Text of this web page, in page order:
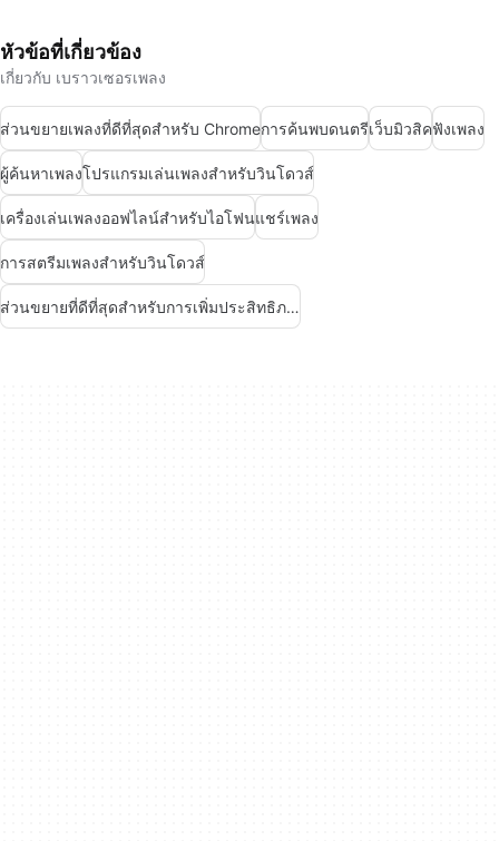
หัวข้อที่เกี่ยวข้อง
เกี่ยวกับ เบราวเซอรเพลง
ส่วนขยายเพลงที่ดีที่สุดสำหรับ Chromeการค้นพบดนตรีเว็บมิวสิคฟังเพลง
ผู้ค้นหาเพลงโปรแกรมเล่นเพลงสำหรับวินโดวส์
เครื่องเล่นเพลงออฟไลน์สำหรับไอโฟนแชร์เพลง
การสตรีมเพลงสำหรับวินโดวส์
ส่วนขยายที่ดีที่สุดสำหรับการเพิ่มประสิทธิภาพใน Chrome